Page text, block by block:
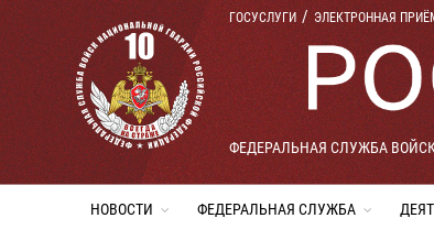
ГОСУСЛУГИ ЭЛЕКТРОННАЯ
ФЕДЕРАЛЬНАЯ СЛУЖБА
НОВОСТИ ФЕДЕРАЛЬНАЯ СЛУЖБА